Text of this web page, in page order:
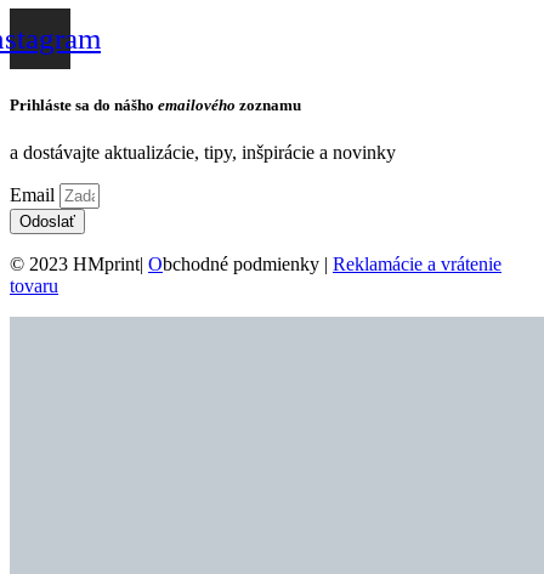
Prihláste sa do nášho emailového zoznamu
a dostávajte aktualizácie, tipy, inšpirácie a novinky
Email
Odoslať
© 2023 HMprint| Obchodné podmienky | Reklamácie a vrátenie
tovaru